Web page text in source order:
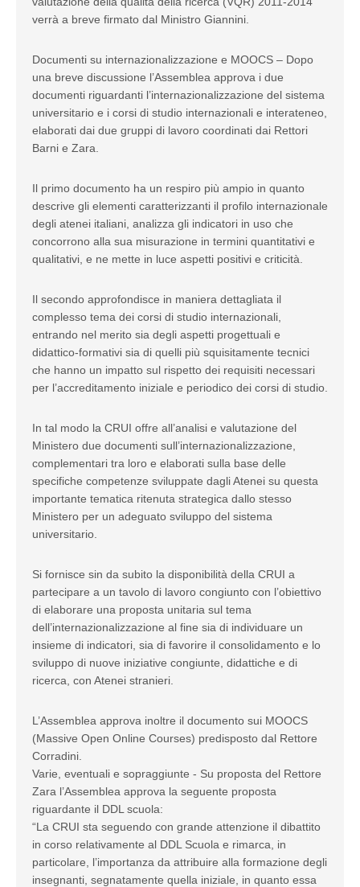
verrà a breve firmato dal Ministro Giannini.
Documenti su internazionalizzazione e MOOCS – Dopo
una breve discussione l’Assemblea approva i due
documenti riguardanti l’internazionalizzazione del sistema
universitario e i corsi di studio internazionali e interateneo,
elaborati dai due gruppi di lavoro coordinati dai Rettori
Barni e Zara.
Il primo documento ha un respiro più ampio in quanto
descrive gli elementi caratterizzanti il profilo internazionale
degli atenei italiani, analizza gli indicatori in uso che
concorrono alla sua misurazione in termini quantitativi e
qualitativi, e ne mette in luce aspetti positivi e criticità.
Il secondo approfondisce in maniera dettagliata il
complesso tema dei corsi di studio internazionali,
entrando nel merito sia degli aspetti progettuali e
didattico-formativi sia di quelli più squisitamente tecnici
che hanno un impatto sul rispetto dei requisiti necessari
per l’accreditamento iniziale e periodico dei corsi di studio.
In tal modo la CRUI offre all’analisi e valutazione del
Ministero due documenti sull’internazionalizzazione,
complementari tra loro e elaborati sulla base delle
specifiche competenze sviluppate dagli Atenei su questa
importante tematica ritenuta strategica dallo stesso
Ministero per un adeguato sviluppo del sistema
universitario.
Si fornisce sin da subito la disponibilità della CRUI a
partecipare a un tavolo di lavoro congiunto con l’obiettivo
di elaborare una proposta unitaria sul tema
dell’internazionalizzazione al fine sia di individuare un
insieme di indicatori, sia di favorire il consolidamento e lo
sviluppo di nuove iniziative congiunte, didattiche e di
ricerca, con Atenei stranieri.
L’Assemblea approva inoltre il documento sui MOOCS
(Massive Open Online Courses) predisposto dal Rettore
Corradini.
Varie, eventuali e sopraggiunte - Su proposta del Rettore
Zara l’Assemblea approva la seguente proposta
riguardante il DDL scuola:
“La CRUI sta seguendo con grande attenzione il dibattito
in corso relativamente al DDL Scuola e rimarca, in
particolare, l’importanza da attribuire alla formazione degli
insegnanti, segnatamente quella iniziale, in quanto essa